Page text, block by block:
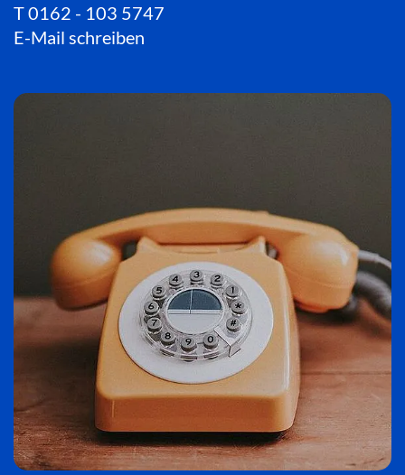
T0162 - 103 5747
E-Mail schreiben